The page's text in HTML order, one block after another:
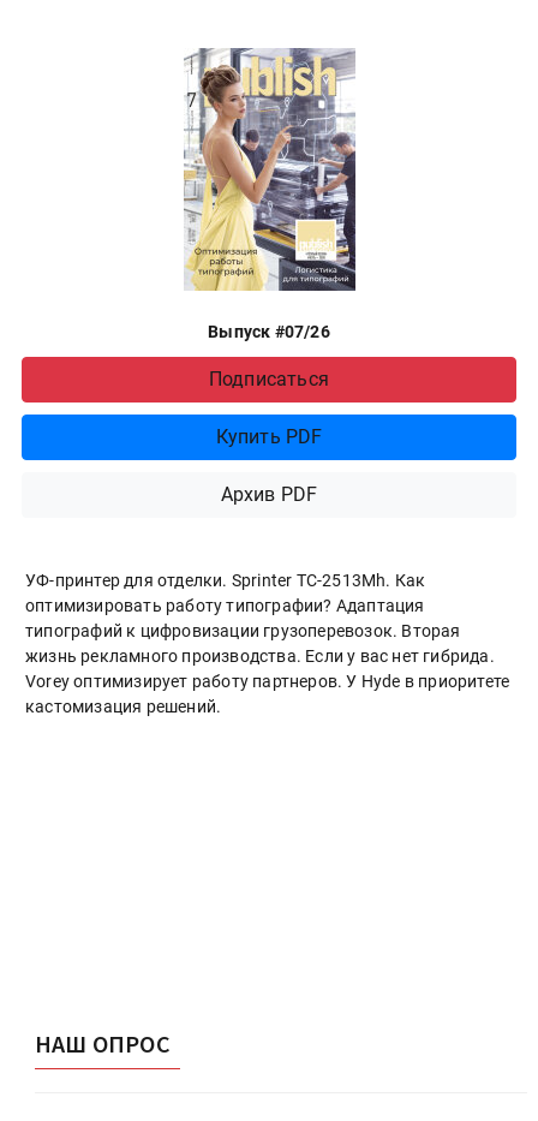
Выпуск #07/26
Подписаться
Купить PDF
Архив PDF
УФ-принтер для отделки. Sprinter ТС-2513Mh. Как
оптимизировать работу типографии? Адаптация
типографий к цифровизации грузоперевозок. Вторая
жизнь рекламного производства. Если у вас нет гибрида.
Vorey оптимизирует работу партнеров. У Hyde в приоритете
кастомизация решений.
НАШ ОПРОС